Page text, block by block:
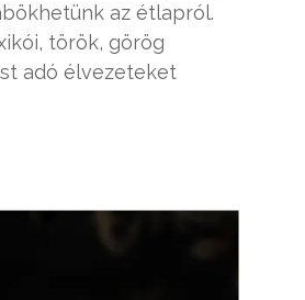
az étlapról.
török, görög
adó élvezeteket